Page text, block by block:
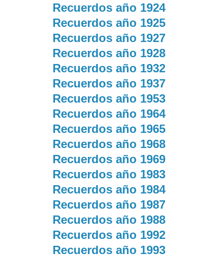
Recuerdos año 1924
Recuerdos año 1925
Recuerdos año 1927
Recuerdos año 1928
Recuerdos año 1932
Recuerdos año 1937
Recuerdos año 1953
Recuerdos año 1964
Recuerdos año 1965
Recuerdos año 1968
Recuerdos año 1969
Recuerdos año 1983
Recuerdos año 1984
Recuerdos año 1987
Recuerdos año 1988
Recuerdos año 1992
Recuerdos año 1993